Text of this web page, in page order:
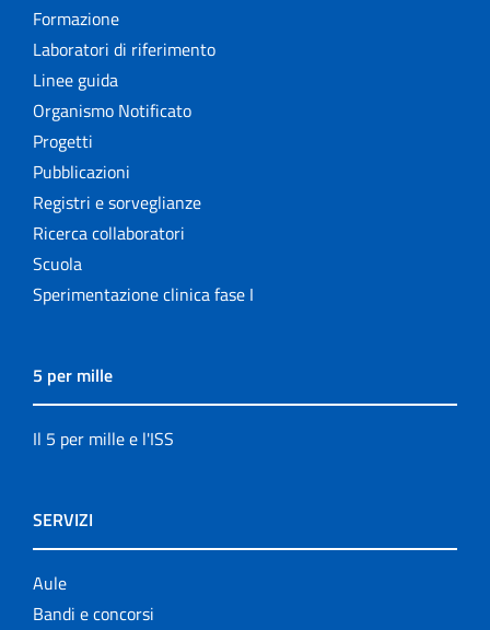
Formazione
Laboratori di riferimento
Linee guida
Organismo Notificato
Progetti
Pubblicazioni
Registri e sorveglianze
Ricerca collaboratori
Scuola
Sperimentazione clinica fase I
5 per mille
Il 5 per mille e l'ISS
SERVIZI
Aule
Bandi e concorsi